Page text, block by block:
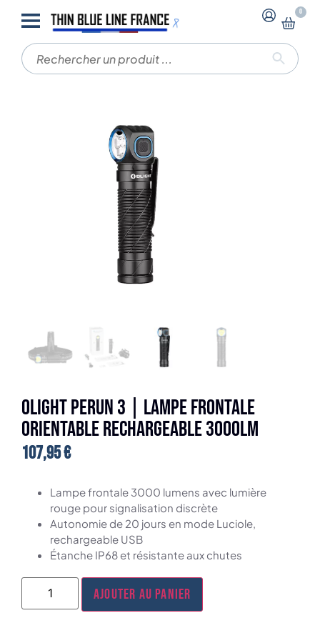
0
Accueil - Lampes OLIGHT -
Olight Perun 3 | Lampe
frontale orientable rechargeable 3000lm
Olight Perun 3 | Lampe frontale
orientable rechargeable 3000lm
107,95€
Lampe frontale 3000 lumens avec lumière
rouge pour signalisation discrète
Autonomie de 20 jours en mode Luciole,
rechargeable USB
Étanche IP68 et résistante aux chutes
Ajouter au panier